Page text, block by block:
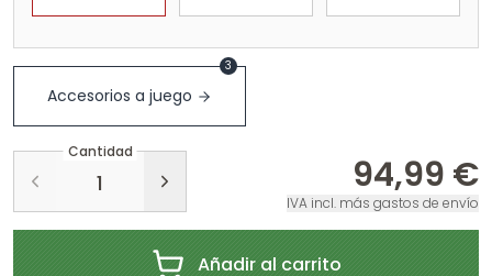
Accesorios a juego
3
Cantidad
94,99 €
IVA incl. más gastos de envío
Añadir al carrito